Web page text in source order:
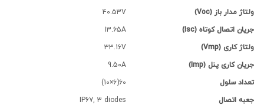
ولتاژ مدار باز (Voc)
40.53V
جریان اتصال کوتاه (Isc)
13.65A
ولتاژ کاری (Vmp)
33.16V
جریان کاری پنل (Imp)
9.50A
تعداد سلول
60(6×10)
جعبه اتصال
IP67, 3 diodes